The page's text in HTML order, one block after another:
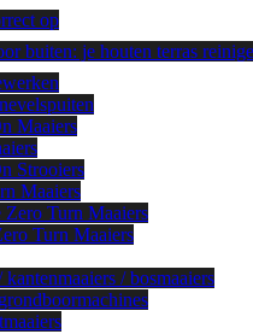
op
buiten: je houten terras
Maaiers
Strooiers
Maaiers
Zero Turn Maaiers
Turn Maaiers
/ bosmaaiers